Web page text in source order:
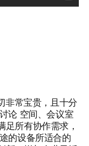
非常宝贵，且十分
论 空间、会议室
足所有协作需求，
的设备所适合的